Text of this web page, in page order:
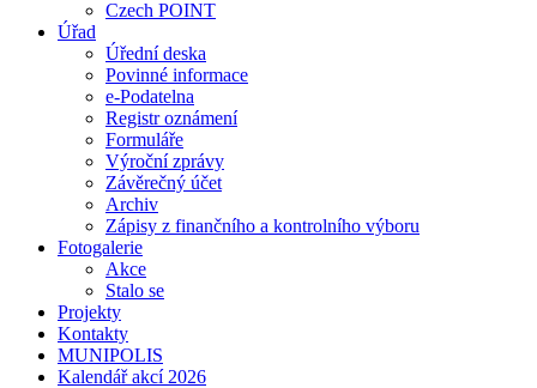
Czech POINT
Úřad
Úřední deska
Povinné informace
e-Podatelna
Registr oznámení
Formuláře
Výroční zprávy
Závěrečný účet
Archiv
Zápisy z finančního a kontrolního výboru
Fotogalerie
Akce
Stalo se
Projekty
Kontakty
MUNIPOLIS
Kalendář akcí 2026